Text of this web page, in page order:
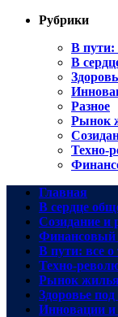
Рубрики
В пути:
В
Разное
Рынок
Техно-
Главная
В сердце
Созидание и
Финансовый
В пути: все о
Техно-
Рынок
Здоровье
Инновации и